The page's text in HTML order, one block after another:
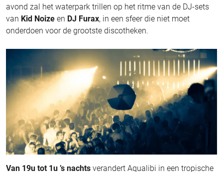
avond zal het waterpark trillen op het ritme van de DJ-sets
van Kid Noize en DJ Furax, in een sfeer die niet moet
onderdoen voor de grootste discotheken.
Van 19u tot 1u ’s nachts verandert Aqualibi in een tropische